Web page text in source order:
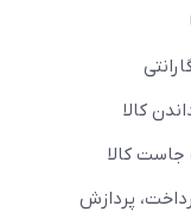
کالا
جاست کالا
پردازش